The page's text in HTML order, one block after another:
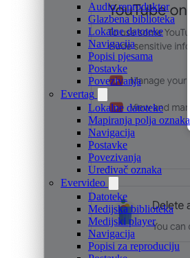
Audio reproduktor
Glazbena biblioteka
Lokalne datoteke
Navigacija
Popisi pjesama
Postavke
Povezivanja
Evertag
Lokalne datoteke
Mapiranja polja oznaka
Navigacija
Postavke
Povezivanja
Uređivač oznaka
Evervideo
Datoteke
Medijska biblioteka
Medijski player
Navigacija
Popisi za reproduciju